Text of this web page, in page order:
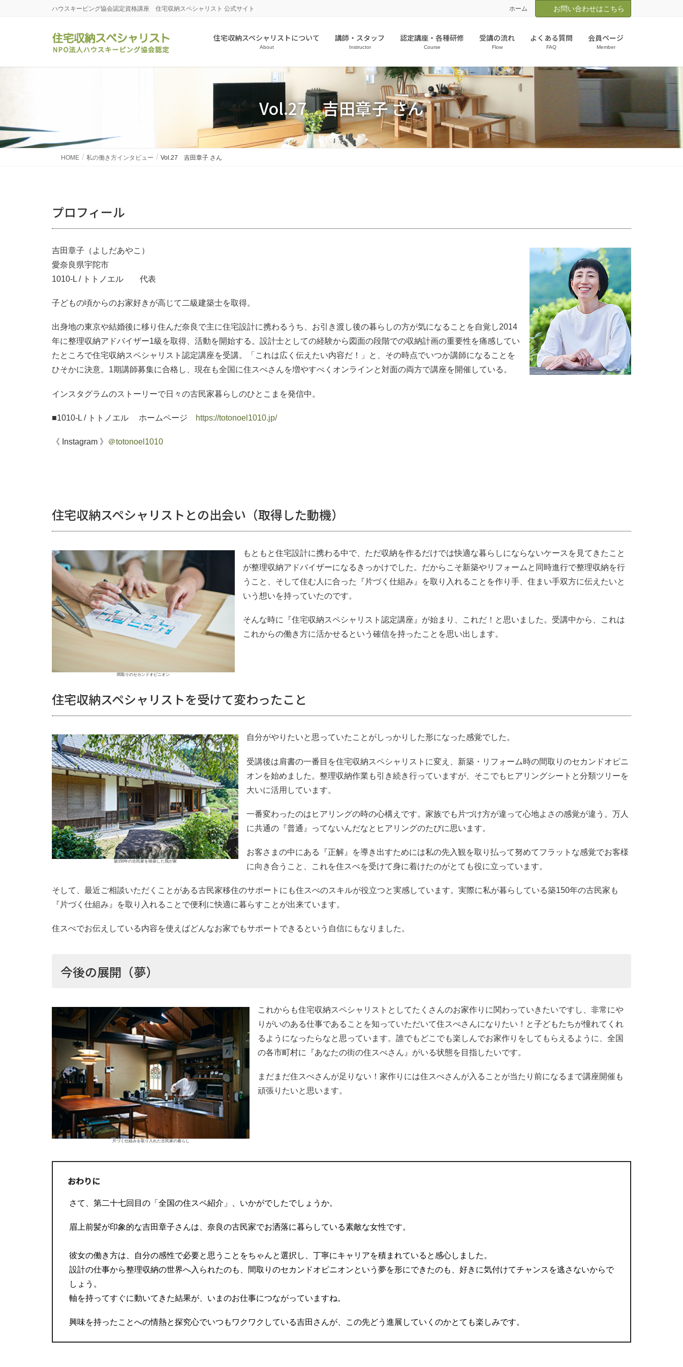
ハウスキーピング協会認定資格講座 住宅収納スペシャリスト 公式サイト ホーム お問い合わせはこちら
住宅収納スペシャリストについて
About
講師・スタッフ
Instructor
認定講座・各種研修
Course
受講の流れ
Flow
よくある質問
FAQ
会員ページ
Member
Vol.27 吉田章子 さん
HOME 私の働き方インタビュー Vol.27 吉田章子 さん
プロフィール
吉田章子（よしだあやこ）
愛奈良県宇陀市
1010-L / トトノエル 代表
子どもの頃からのお家好きが高じて二級建築士を取得。
出身地の東京や結婚後に移り住んだ奈良で主に住宅設計に携わるうち、お引き渡し後の暮らしの方が気になることを自覚し2014
年に整理収納アドバイザー1級を取得、活動を開始する。設計士としての経験から図面の段階での収納計画の重要性を痛感してい
たところで住宅収納スペシャリスト認定講座を受講。「これは広く伝えたい内容だ！」と、その時点でいつか講師になることを
ひそかに決意。1期講師募集に合格し、現在も全国に住スぺさんを増やすべくオンラインと対面の両方で講座を開催している。
インスタグラムのストーリーで日々の古民家暮らしのひとこまを発信中。
■1010-L / トトノエル ホームページ https://totonoel1010.jp/
《 Instagram 》 ＠totonoel1010
住宅収納スペシャリストとの出会い（取得した動機）
間取りのセカンドオピニオン
もともと住宅設計に携わる中で、ただ収納を作るだけでは快適な暮らしにならないケースを見てきたこと
が整理収納アドバイザーになるきっかけでした。だからこそ新築やリフォームと同時進行で整理収納を行
うこと、そして住む人に合った『片づく仕組み』を取り入れることを作り手、住まい手双方に伝えたいと
いう想いを持っていたのです。
そんな時に『住宅収納スペシャリスト認定講座』が始まり、これだ！と思いました。受講中から、これは
これからの働き方に活かせるという確信を持ったことを思い出します。
住宅収納スペシャリストを受けて変わったこと
築150年の古民家を移築した我が家
自分がやりたいと思っていたことがしっかりした形になった感覚でした。
受講後は肩書の一番目を住宅収納スペシャリストに変え、新築・リフォーム時の間取りのセカンドオピニ
オンを始めました。整理収納作業も引き続き行っていますが、そこでもヒアリングシートと分類ツリーを
大いに活用しています。
一番変わったのはヒアリングの時の心構えです。家族でも片づけ方が違って心地よさの感覚が違う。万人
に共通の『普通』ってないんだなとヒアリングのたびに思います。
お客さまの中にある『正解』を導き出すためには私の先入観を取り払って努めてフラットな感覚でお客様
に向き合うこと、これを住スぺを受けて身に着けたのがとても役に立っています。
そして、最近ご相談いただくことがある古民家移住のサポートにも住スぺのスキルが役立つと実感しています。実際に私が暮らしている築150年の古民家も
『片づく仕組み』を取り入れることで便利に快適に暮らすことが出来ています。
住スぺでお伝えしている内容を使えばどんなお家でもサポートできるという自信にもなりました。
今後の展開（夢）
片づく仕組みを取り入れた古民家の暮らし
これからも住宅収納スペシャリストとしてたくさんのお家作りに関わっていきたいですし、非常にや
りがいのある仕事であることを知っていただいて住スぺさんになりたい！と子どもたちが憧れてくれ
るようになったらなと思っています。誰でもどこでも楽しんでお家作りをしてもらえるように、全国
の各市町村に『あなたの街の住スぺさん』がいる状態を目指したいです。
まだまだ住スぺさんが足りない！家作りには住スぺさんが入ることが当たり前になるまで講座開催も
頑張りたいと思います。
おわりに
さて、第二十七回目の「全国の住スペ紹介」、いかがでしたでしょうか。
眉上前髪が印象的な吉田章子さんは、奈良の古民家でお洒落に暮らしている素敵な女性です。
彼女の働き方は、自分の感性で必要と思うことをちゃんと選択し、丁寧にキャリアを積まれていると感心しました。
設計の仕事から整理収納の世界へ入られたのも、間取りのセカンドオピニオンという夢を形にできたのも、好きに気付けてチャンスを逃さないからで
しょう。
軸を持ってすぐに動いてきた結果が、いまのお仕事につながっていますね。
興味を持ったことへの情熱と探究心でいつもワクワクしている吉田さんが、この先どう進展していくのかとても楽しみです。